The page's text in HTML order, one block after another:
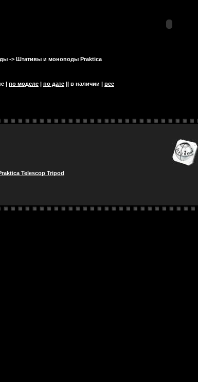
-> Штативы и моноподы Praktica
| по моделе | по дате || в наличии | все
Telescop Tripod